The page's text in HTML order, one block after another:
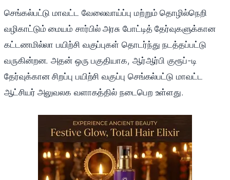
செங்கல்பட்டு மாவட்ட வேலைவாய்ப்பு மற்றும் தொழில்நெறி
வழிகாட்டும் மையம் சார்பில் அரசு போட்டித் தேர்வுகளுக்கான
கட்டணமில்லா பயிற்சி வகுப்புகள் தொடர்ந்து நடத்தப்பட்டு
வருகின்றன. அதன் ஒரு பகுதியாக, ஆர்ஆர்பி குரூப்-டி
தேர்வுக்கான சிறப்பு பயிற்சி வகுப்பு செங்கல்பட்டு மாவட்ட
ஆட்சியர் அலுவலக வளாகத்தில் நடைபெற உள்ளது.